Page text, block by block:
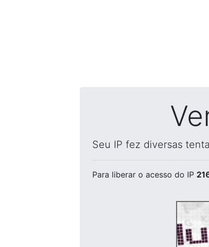
Seu IP fez diversas
Para liberar o acesso do IP